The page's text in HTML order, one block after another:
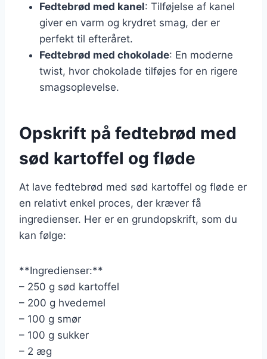
Fedtebrød med kanel: Tilføjelse af kanel
giver en varm og krydret smag, der er
perfekt til efteråret.
Fedtebrød med chokolade: En moderne
twist, hvor chokolade tilføjes for en rigere
smagsoplevelse.
Opskrift på fedtebrød med
sød kartoffel og fløde
At lave fedtebrød med sød kartoffel og fløde er
en relativt enkel proces, der kræver få
ingredienser. Her er en grundopskrift, som du
kan følge:
**Ingredienser:**
– 250 g sød kartoffel
– 200 g hvedemel
– 100 g smør
– 100 g sukker
– 2 æg